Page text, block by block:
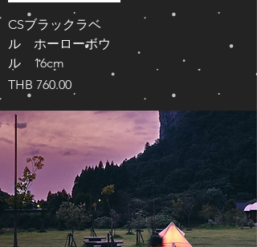
CSブラックラベ
ル ホーローボウ
ル 16cm
가격
THB 760.00